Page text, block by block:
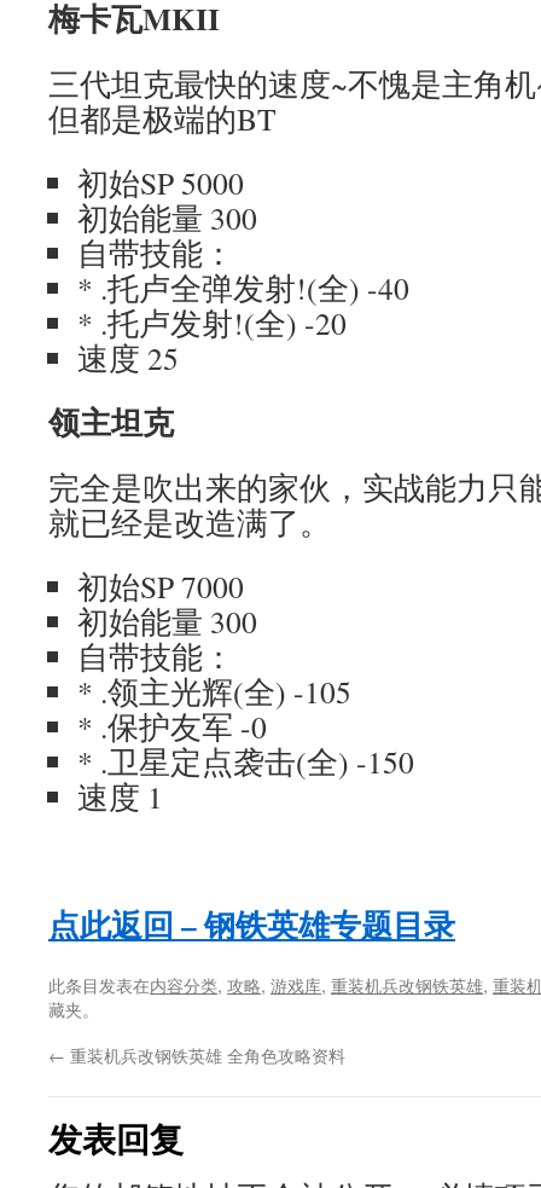
梅卡瓦MKII
三代坦克最快的速度~不愧是主角
但都是极端的BT
初始SP 5000
初始能量 300
自带技能：
* .托卢全弹发射!(全) -40
* .托卢发射!(全) -20
速度 25
领主坦克
完全是吹出来的家伙，实战能力只
就已经是改造满了。
初始SP 7000
初始能量 300
自带技能：
* .领主光辉(全) -105
* .保护友军 -0
* .卫星定点袭击(全) -150
速度 1
点此返回 – 钢铁英雄专题目录
此条目发表在内容分类, 攻略, 游戏库, 重装机兵改钢铁英雄, 重装
藏夹。
← 重装机兵改钢铁英雄 全角色攻略资料
发表回复